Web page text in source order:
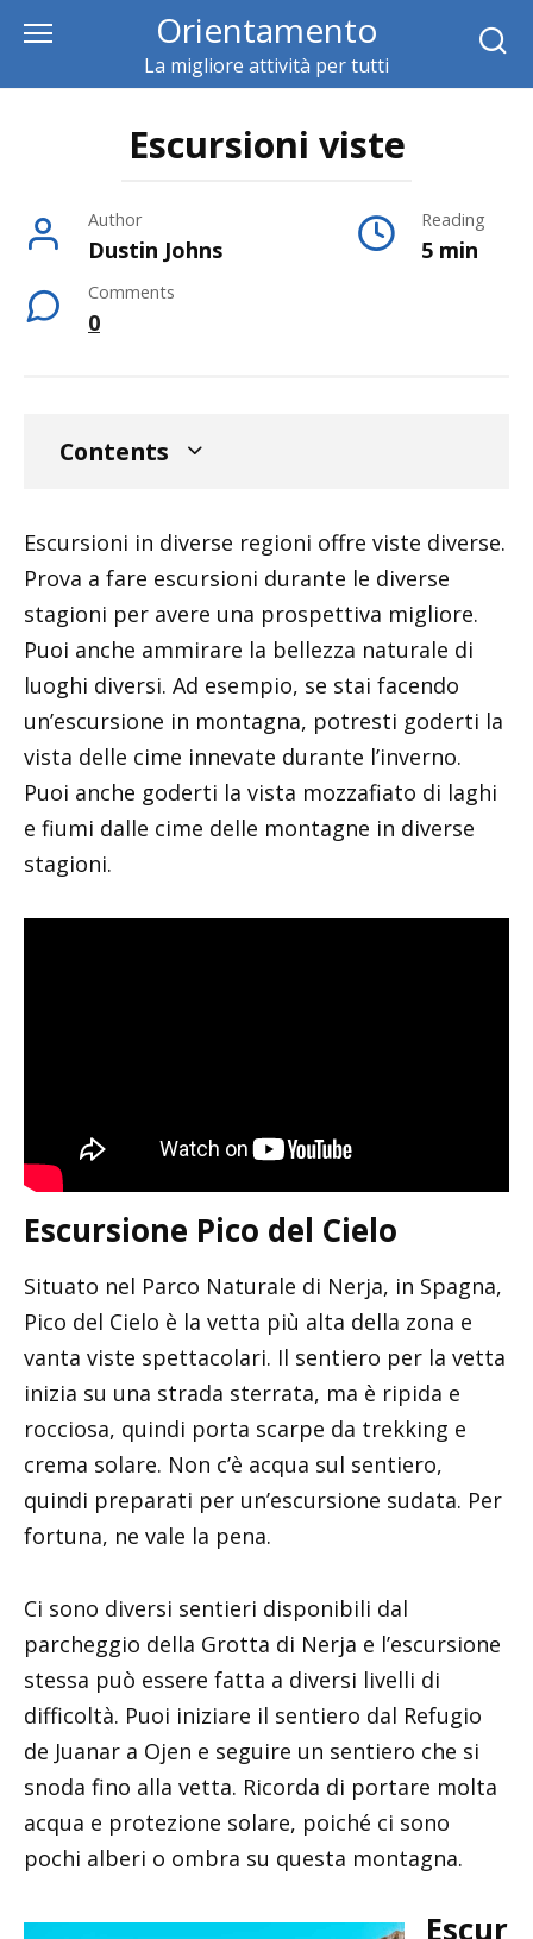
content
Orientamento
La migliore attività per tutti
Escursioni viste
Author
Dustin Johns
Reading
5 min
Comments
0
Contents
Escursioni in diverse regioni offre viste diverse.
Prova a fare escursioni durante le diverse
stagioni per avere una prospettiva migliore.
Puoi anche ammirare la bellezza naturale di
luoghi diversi. Ad esempio, se stai facendo
un’escursione in montagna, potresti goderti la
vista delle cime innevate durante l’inverno.
Puoi anche goderti la vista mozzafiato di laghi
e fiumi dalle cime delle montagne in diverse
stagioni.
Escursione Pico del Cielo
Situato nel Parco Naturale di Nerja, in Spagna,
Pico del Cielo è la vetta più alta della zona e
vanta viste spettacolari. Il sentiero per la vetta
inizia su una strada sterrata, ma è ripida e
rocciosa, quindi porta scarpe da trekking e
crema solare. Non c’è acqua sul sentiero,
quindi preparati per un’escursione sudata. Per
fortuna, ne vale la pena.
Ci sono diversi sentieri disponibili dal
parcheggio della Grotta di Nerja e l’escursione
stessa può essere fatta a diversi livelli di
difficoltà. Puoi iniziare il sentiero dal Refugio
de Juanar a Ojen e seguire un sentiero che si
snoda fino alla vetta. Ricorda di portare molta
acqua e protezione solare, poiché ci sono
pochi alberi o ombra su questa montagna.
Escur